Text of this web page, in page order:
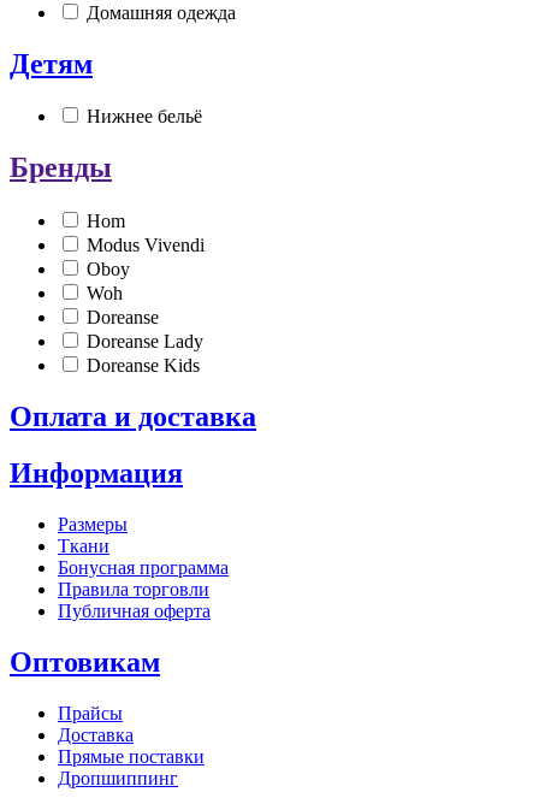
Домашняя одежда
Детям
Нижнее бельё
Бренды
Hom
Modus Vivendi
Oboy
Woh
Doreanse
Doreanse Lady
Doreanse Kids
Оплата и доставка
Информация
Размеры
Ткани
Бонусная программа
Правила торговли
Публичная оферта
Оптовикам
Прайсы
Доставка
Прямые поставки
Дропшиппинг